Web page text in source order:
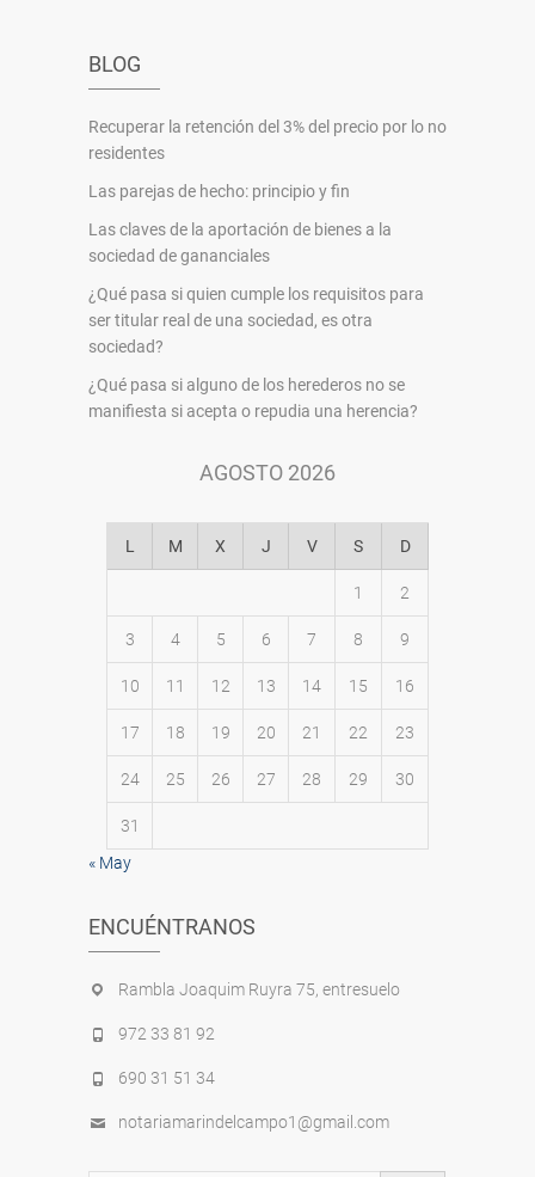
BLOG
Recuperar la retención del 3% del precio por lo no
residentes
Las parejas de hecho: principio y fin
Las claves de la aportación de bienes a la
sociedad de gananciales
¿Qué pasa si quien cumple los requisitos para
ser titular real de una sociedad, es otra
sociedad?
¿Qué pasa si alguno de los herederos no se
manifiesta si acepta o repudia una herencia?
AGOSTO 2026
L M X J V S D
1 2
3 4 5 6 7 8 9
10 11 12 13 14 15 16
17 18 19 20 21 22 23
24 25 26 27 28 29 30
31
« May
ENCUÉNTRANOS
Rambla Joaquim Ruyra 75, entresuelo
972 33 81 92
690 31 51 34
notariamarindelcampo1@gmail.com